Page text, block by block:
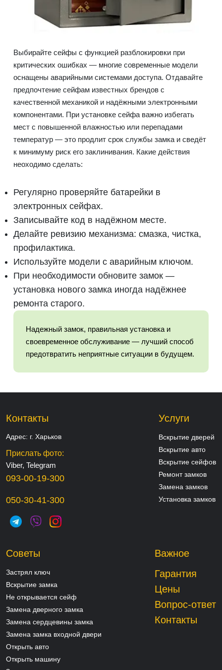
Выбирайте сейфы с функцией разблокировки при
критических ошибках — многие современные модели
оснащены аварийными системами доступа. Отдавайте
предпочтение сейфам известных брендов с
качественной механикой и надёжными электронными
компонентами. При установке сейфа важно избегать
мест с повышенной влажностью или перепадами
температур — это продлит срок службы замка и сведёт
к минимуму риск его заклинивания. Какие действия
неоходимо сделать:
Регулярно проверяйте батарейки в
электронных сейфах.
Записывайте код в надёжном месте.
Делайте ревизию механизма: смазка, чистка,
профилактика.
Используйте модели с аварийным ключом.
При необходимости обновите замок —
установка нового замка иногда надёжнее
ремонта старого.
Надежный замок, правильная установка и
своевременное обслуживание — лучший способ
предотвратить неприятные ситуации в будущем.
Контакты
Адрес: г. Харьков
Прислать фото:
Viber, Telegram
093-00-19-300
050-30-41-300
Услуги
Вскрытие дверей
Вскрытие авто
Вскрытие сейфов
Ремонт замков
Замена замков
Установка замков
Советы
Застрял ключ
Вскрытие замка
Не открывается сейф
Замена дверного замка
Замена сердцевины замка
Замена замка входной двери
Открыть авто
Открыть машину
Важное
Гарантия
Цены
Вопрос-ответ
Контакты